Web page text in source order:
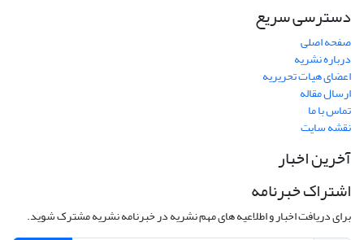
دسترسی سریع
صفحه اصلی
درباره نشریه
اعضای هیات تحریریه
ارسال مقاله
تماس با ما
نقشه سایت
آخرین اخبار
اشتراک خبرنامه
برای دریافت اخبار و اطلاعیه های مهم نشریه در خبرنامه نشریه مشترک شوید.